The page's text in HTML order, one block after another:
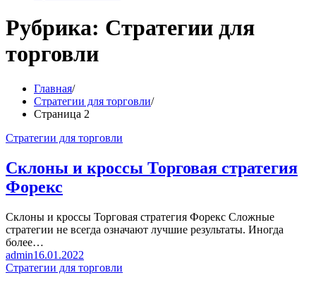
Рубрика: Стратегии для
торговли
Главная
Стратегии для торговли
Страница 2
Стратегии для торговли
Склоны и кроссы Торговая стратегия
Форекс
Склоны и кроссы Торговая стратегия Форекс Сложные
стратегии не всегда означают лучшие результаты. Иногда
более…
admin16.01.2022
Стратегии для торговли